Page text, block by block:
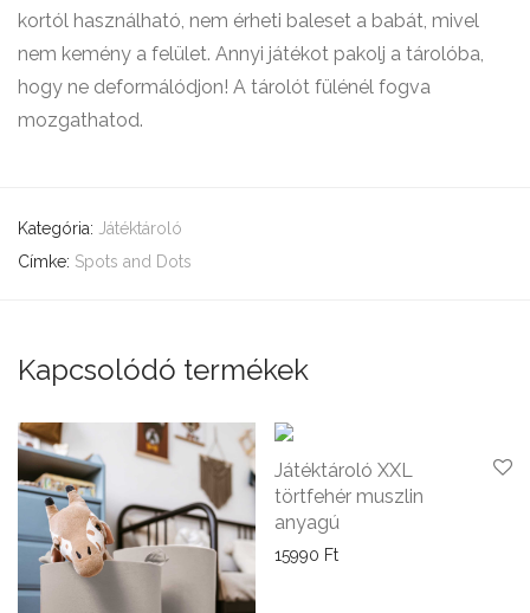
kortól használható, nem érheti baleset a babát, mivel
nem kemény a felület. Annyi játékot pakolj a tárolóba,
hogy ne deformálódjon! A tárolót fülénél fogva
mozgathatod.
Kategória: Játéktároló
Címke: Spots and Dots
Kapcsolódó termékek
Játéktároló XXL
törtfehér muszlin
anyagú
15990 Ft